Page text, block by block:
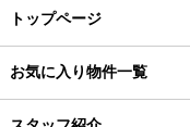
トップページ
お気に入り物件一覧